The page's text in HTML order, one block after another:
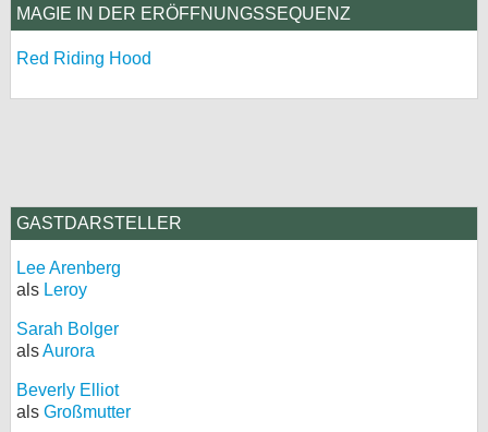
MAGIE IN DER ERÖFFNUNGSSEQUENZ
Red Riding Hood
GASTDARSTELLER
Lee Arenberg
als Leroy
Sarah Bolger
alsAurora
Beverly Elliot
als Großmutter